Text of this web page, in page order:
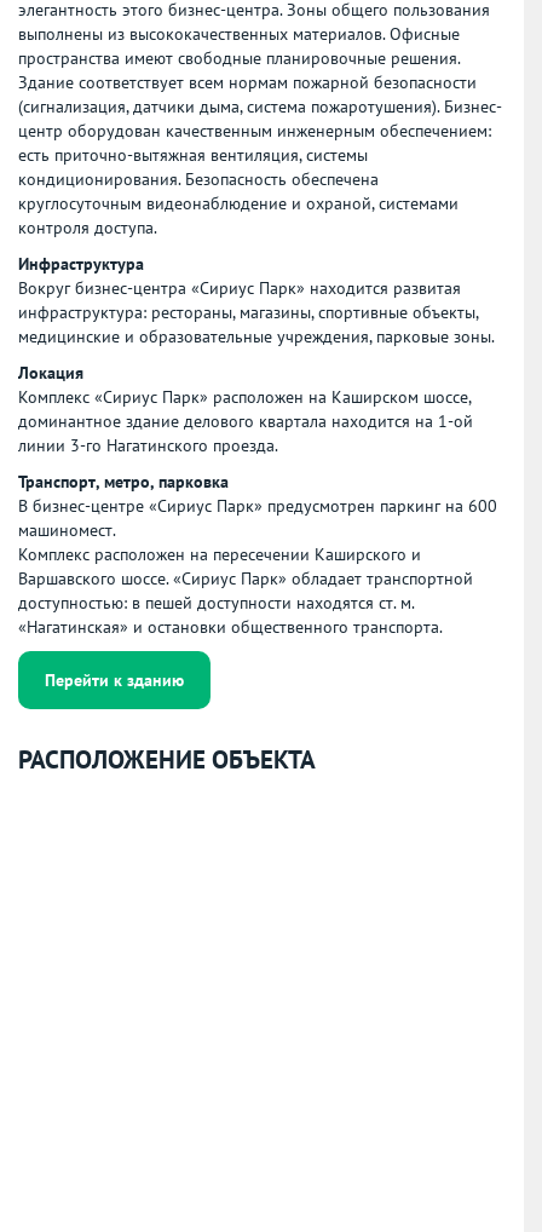
элегантность этого бизнес-центра. Зоны общего пользования
выполнены из высококачественных материалов. Офисные
пространства имеют свободные планировочные решения.
Здание соответствует всем нормам пожарной безопасности
(сигнализация, датчики дыма, система пожаротушения). Бизнес-
центр оборудован качественным инженерным обеспечением:
есть приточно-вытяжная вентиляция, системы
кондиционирования. Безопасность обеспечена
круглосуточным видеонаблюдение и охраной, системами
контроля доступа.
Инфраструктура
Вокруг бизнес-центра «Сириус Парк» находится развитая
инфраструктура: рестораны, магазины, спортивные объекты,
медицинские и образовательные учреждения, парковые зоны.
Локация
Комплекс «Сириус Парк» расположен на Каширском шоссе,
доминантное здание делового квартала находится на 1-ой
линии 3-го Нагатинского проезда.
Транспорт, метро, парковка
В бизнес-центре «Сириус Парк» предусмотрен паркинг на 600
машиномест.
Комплекс расположен на пересечении Каширского и
Варшавского шоссе. «Сириус Парк» обладает транспортной
доступностью: в пешей доступности находятся ст. м.
«Нагатинская» и остановки общественного транспорта.
Перейти к зданию
РАСПОЛОЖЕНИЕ ОБЪЕКТА